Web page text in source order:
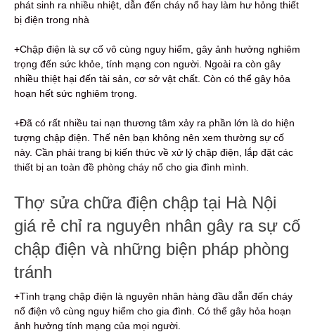
phát sinh ra nhiều nhiệt, dẫn đến cháy nổ hay làm hư hỏng thiết
bị điện trong nhà
+Chập điện là sự cố vô cùng nguy hiểm, gây ảnh hưởng nghiêm
trọng đến sức khỏe, tính mạng con người. Ngoài ra còn gây
nhiều thiệt hại đến tài sản, cơ sở vật chất. Còn có thể gây hỏa
hoạn hết sức nghiêm trọng.
+Đã có rất nhiều tai nạn thương tâm xảy ra phần lớn là do hiện
tượng chập điện. Thế nên bạn không nên xem thường sự cố
này. Cần phải trang bị kiến thức về xử lý chập điện, lắp đặt các
thiết bị an toàn đề phòng cháy nổ cho gia đình mình.
Thợ sửa chữa điện chập tại Hà Nội
giá rẻ chỉ ra nguyên nhân gây ra sự cố
chập điện và những biện pháp phòng
tránh
+Tình trạng chập điện là nguyên nhân hàng đầu dẫn đến cháy
nổ điện vô cùng nguy hiểm cho gia đình. Có thể gây hỏa hoạn
ảnh hưởng tính mạng của mọi người.